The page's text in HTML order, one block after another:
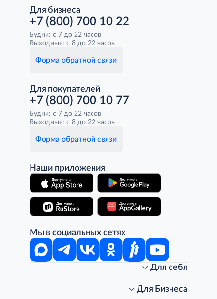
Для бизнеса
+7 (800) 700 10 22
Будни: с 7 до 22 часов
Выходные: с 8 до 22 часов
Форма обратной связи
Для покупателей
+7 (800) 700 10 77
Будни: с 7 до 22 часов
Выходные: с 8 до 22 часов
Форма обратной связи
Наши приложения
Мы в социальных сетях
Для себя
Стань клиентом METRO
Для Бизнеса